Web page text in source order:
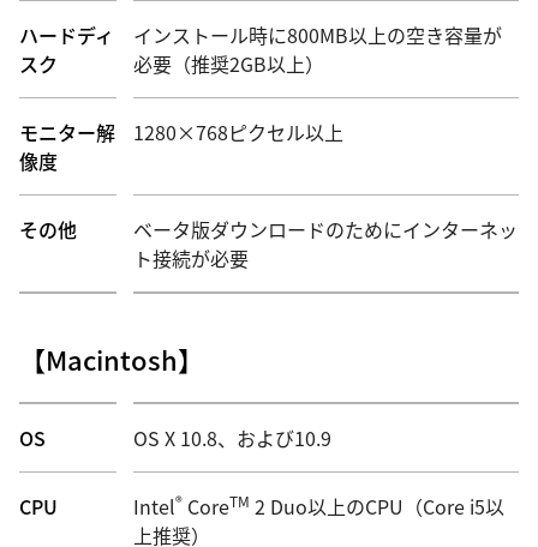
ハードディ
スク
インストール時に800MB以上の空き容量が
必要（推奨2GB以上）
モニター解
像度
1280×768ピクセル以上
その他
ベータ版ダウンロードのためにインターネッ
ト接続が必要
【Macintosh】
OS OS X 10.8、および10.9
CPU Intel® CoreTM 2 Duo以上のCPU（Core i5以
上推奨）